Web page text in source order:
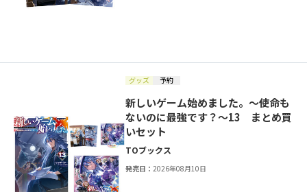
グッズ 予約
新しいゲーム始めました。～使命も
ないのに最強です？～13 まとめ買
いセット
TOブックス
発売日：2026年08月10日